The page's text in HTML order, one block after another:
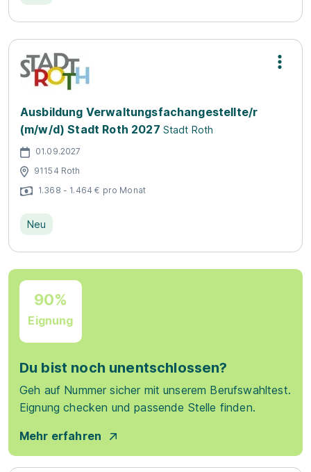
Ausbildung Verwaltungsfachangestellte/r
(m/w/d) Stadt Roth 2027 Stadt Roth
01.09.2027
91154 Roth
1.368 - 1.464 € pro Monat
Neu
90%
Eignung
Du bist noch unentschlossen?
Geh auf Nummer sicher mit unserem Berufswahltest.
Eignung checken und passende Stelle finden.
Mehr erfahren